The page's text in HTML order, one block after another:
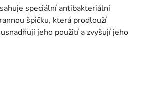
speciální antibakteriální
špičku, která prodlouží
jeho použití a zvyšují jeho